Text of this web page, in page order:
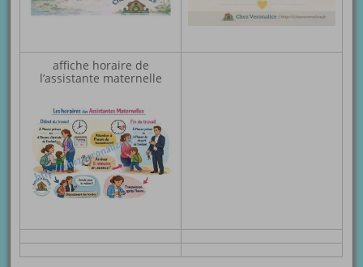
affiche horaire de
l’assistante maternelle